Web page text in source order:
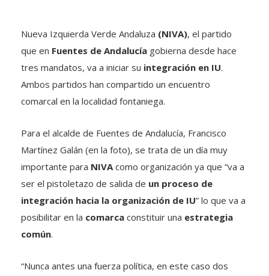
Nueva Izquierda Verde Andaluza (NIVA), el partido
que en Fuentes de Andalucía gobierna desde hace
tres mandatos, va a iniciar su integración en IU.
Ambos partidos han compartido un encuentro
comarcal en la localidad fontaniega.
Para el alcalde de Fuentes de Andalucía, Francisco
Martínez Galán (en la foto), se trata de un día muy
importante para NIVAcomo organización ya que “va a
ser el pistoletazo de salida de un proceso de
integración hacia la organización de IU” lo que va a
posibilitar en la comarca constituir una estrategia
común.
“Nunca antes una fuerza política, en este caso dos